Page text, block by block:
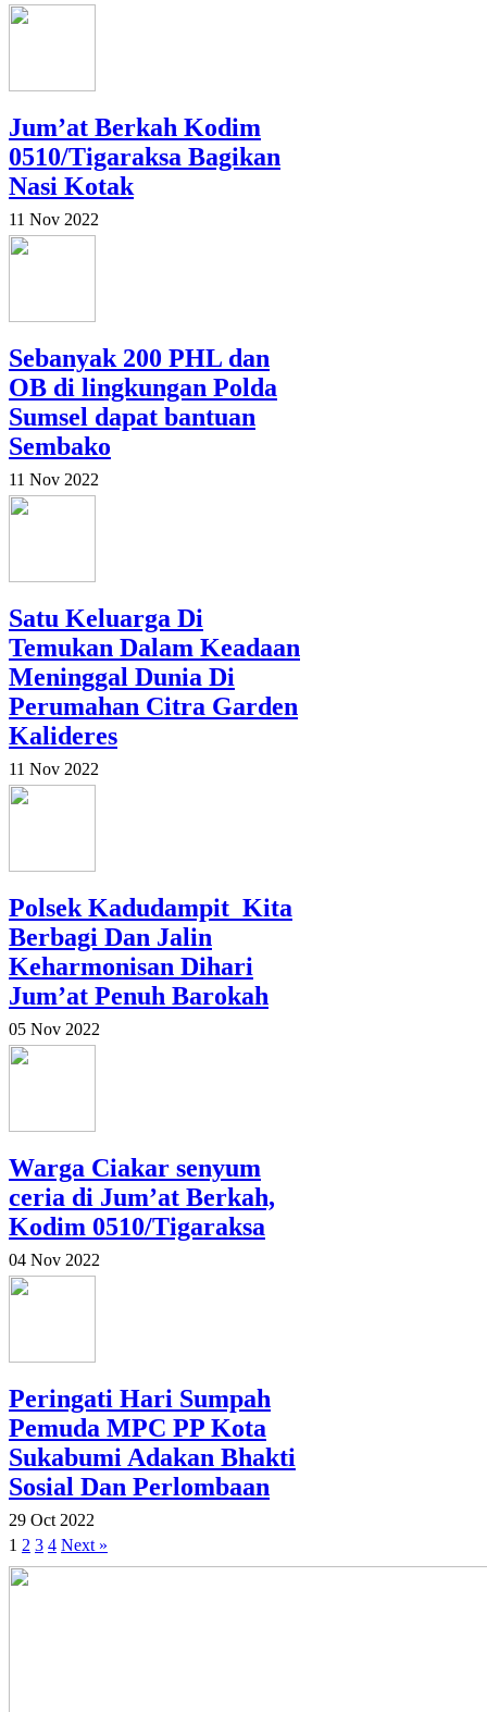
Jum’at Berkah Kodim
0510/Tigaraksa Bagikan
Nasi Kotak
11 Nov 2022
Sebanyak 200 PHL dan
OB di lingkungan Polda
Sumsel dapat bantuan
Sembako
11 Nov 2022
Satu Keluarga Di
Temukan Dalam Keadaan
Meninggal Dunia Di
Perumahan Citra Garden
Kalideres
11 Nov 2022
Polsek Kadudampit_Kita
Berbagi Dan Jalin
Keharmonisan Dihari
Jum’at Penuh Barokah
05 Nov 2022
Warga Ciakar senyum
ceria di Jum’at Berkah,
Kodim 0510/Tigaraksa
04 Nov 2022
Peringati Hari Sumpah
Pemuda MPC PP Kota
Sukabumi Adakan Bhakti
Sosial Dan Perlombaan
29 Oct 2022
1 2 3 4 Next »